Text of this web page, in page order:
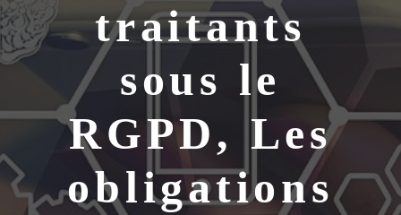
traitants
sous le
RGPD, Les
obligations